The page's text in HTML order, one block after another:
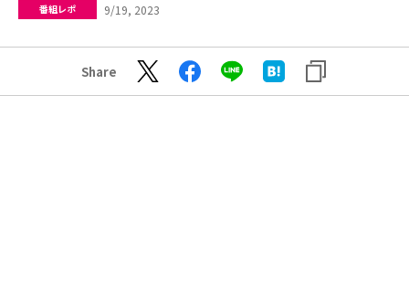
番組レポ 9/19, 2023
Share